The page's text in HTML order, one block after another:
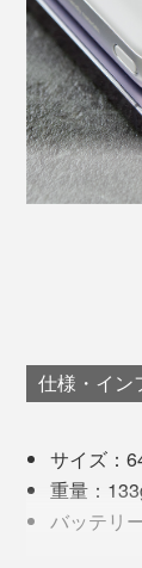
上を維持す
さらに、「
ーを搭載。
に抑えます。
スマホを充
※PD18Wとは、
テリー本体を充電
バッテリー
ヤレス充電
動作温度の
ないことも
体が熱くな
能。いざと
仕様・イン
サイズ：
重量：
バッテリ